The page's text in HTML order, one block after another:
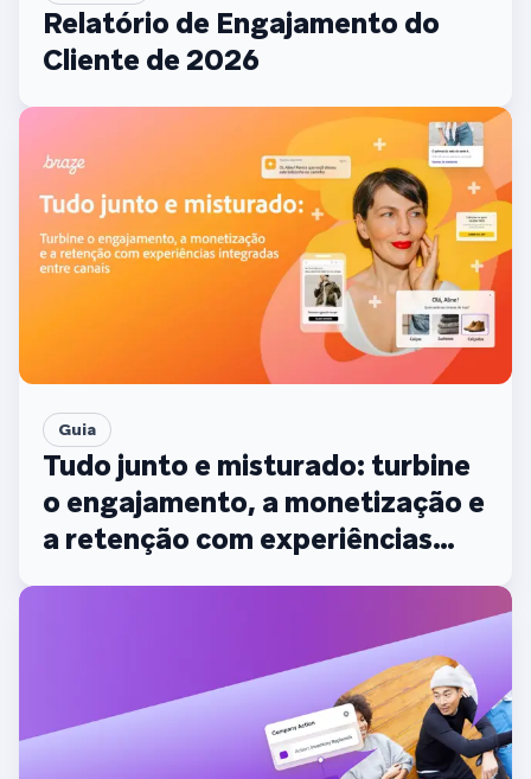
Relatório de Engajamento do
Cliente de 2026
Guia
Tudo junto e misturado: turbine
o engajamento, a monetização e
a retenção com experiências